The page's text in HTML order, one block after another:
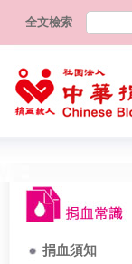
全文檢索
捐血須知